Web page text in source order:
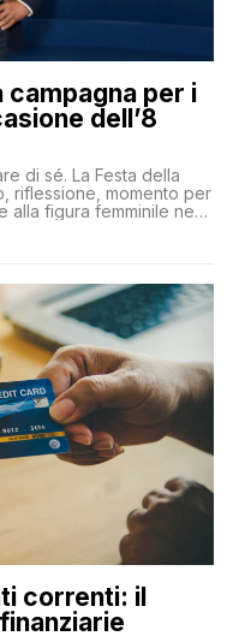
campagna per i
dell’8
di sé. La Festa della
riflessione, momento per
figura femminile nella
un messaggio “forte e
correnti: il